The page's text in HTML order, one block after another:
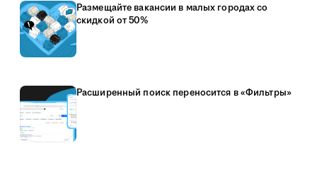
Размещайте вакансии в малых городах со
скидкой от 50%
Расширенный поиск переносится в «Фильтры»